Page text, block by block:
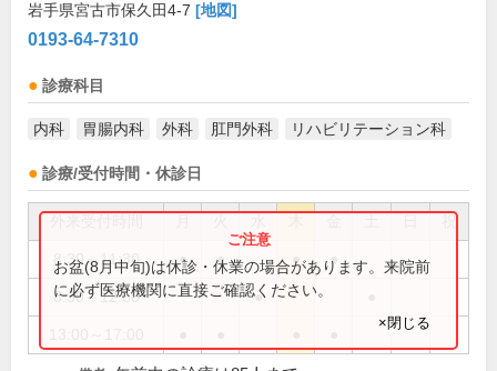
岩手県宮古市保久田4-7 [地図]
0193-64-7310
診療科目
内科 胃腸内科 外科 肛門外科 リハビリテーション科
診療/受付時間・休診日
祝
8:30～11:30 ● ● ● ●
8:30～12:00 ●
お盆(8月中旬)は休診・休業の場合があります。来院前
に必ず医療機関に直接ご確認ください。
×閉じる